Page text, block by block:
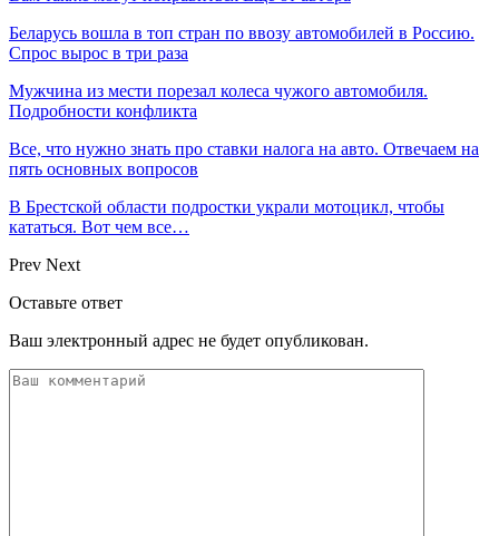
Беларусь вошла в топ стран по ввозу автомобилей в Россию.
Спрос вырос в три раза
Мужчина из мести порезал колеса чужого автомобиля.
Подробности конфликта
Все, что нужно знать про ставки налога на авто. Отвечаем на
пять основных вопросов
В Брестской области подростки украли мотоцикл, чтобы
кататься. Вот чем все…
Prev Next
Оставьте ответ
Ваш электронный адрес не будет опубликован.